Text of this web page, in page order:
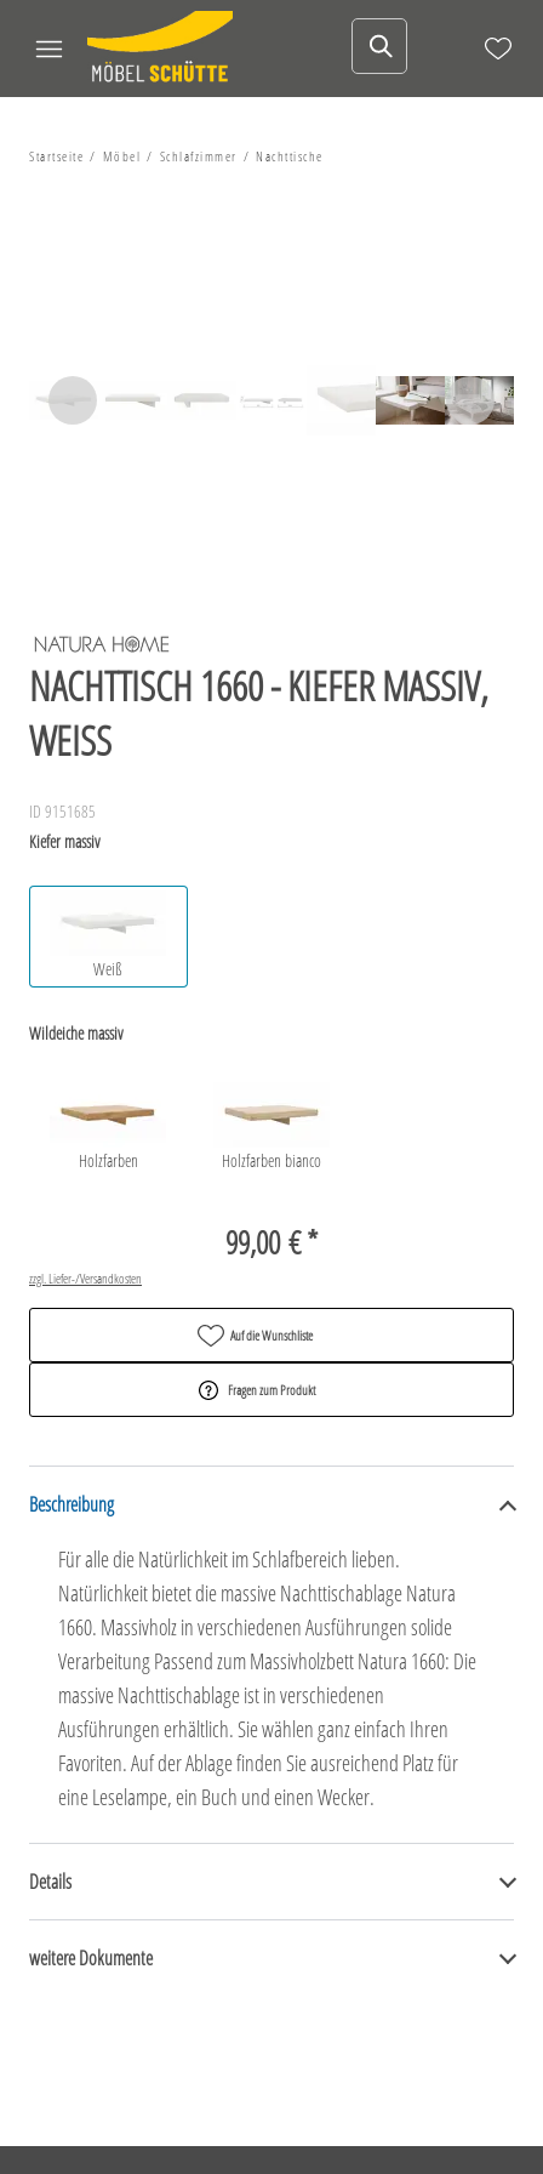
Startseite Möbel Schlafzimmer Nachttische
NACHTTISCH 1660 - KIEFER MASSIV,
WEISS
ID 9151685
Kiefer massiv
Weiß
Wildeiche massiv
Holzfarben Holzfarben bianco
99,00 € *
zzgl. Liefer-/Versandkosten
Auf die Wunschliste
Fragen zum Produkt
Beschreibung
Für alle die Natürlichkeit im Schlafbereich lieben.
Natürlichkeit bietet die massive Nachttischablage Natura
1660. Massivholz in verschiedenen Ausführungen solide
Verarbeitung Passend zum Massivholzbett Natura 1660: Die
massive Nachttischablage ist in verschiedenen
Ausführungen erhältlich. Sie wählen ganz einfach Ihren
Favoriten. Auf der Ablage finden Sie ausreichend Platz für
eine Leselampe, ein Buch und einen Wecker.
Details
weitere Dokumente